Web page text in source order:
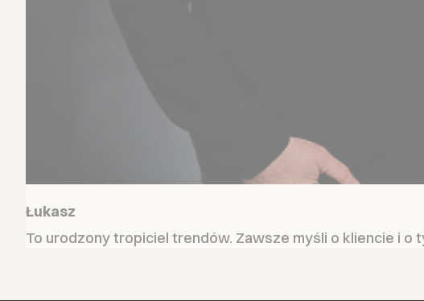
Łukasz
To urodzony tropiciel trendów. Zawsze myśli o kliencie i o